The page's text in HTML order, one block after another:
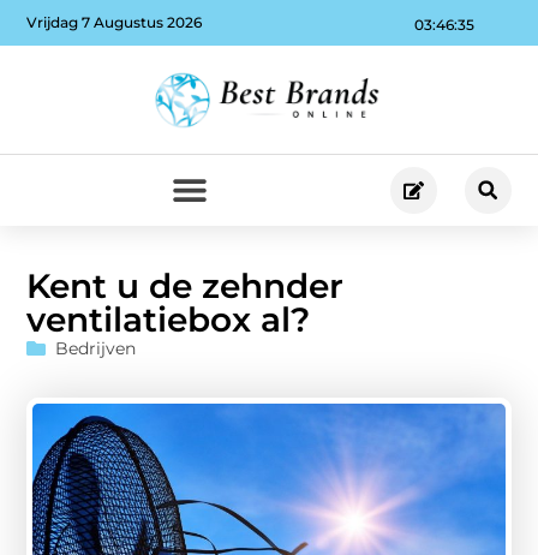
03:46:36
Vrijdag 7 Augustus 2026
Kent u de zehnder
ventilatiebox al?
Bedrijven